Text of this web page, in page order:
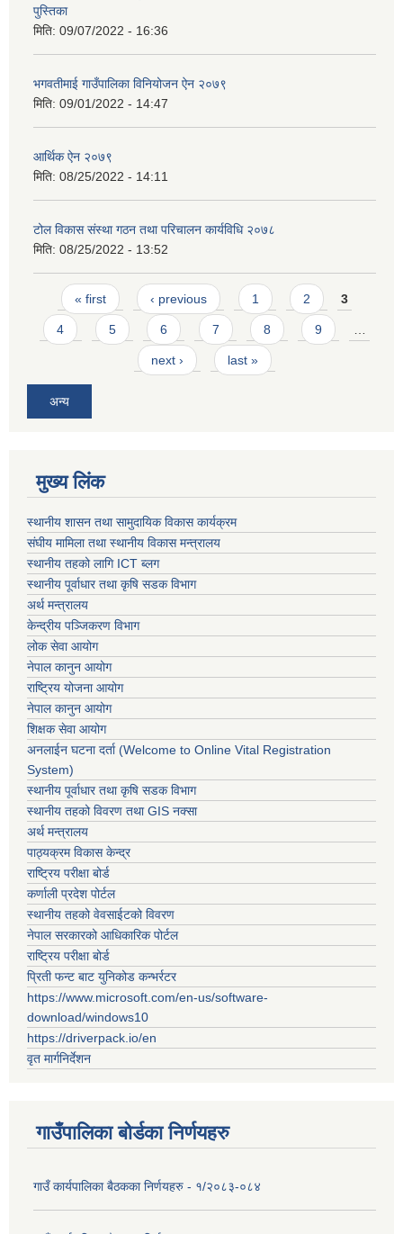
पुस्तिका
मिति: 09/07/2022 - 16:36
भगवतीमाई गाउँपालिका विनियोजन ऐन २०७९
मिति: 09/01/2022 - 14:47
आर्थिक ऐन २०७९
मिति: 08/25/2022 - 14:11
टोल विकास संस्था गठन तथा परिचालन कार्यविधि २०७८
मिति: 08/25/2022 - 13:52
Pages
« first ‹ previous 1 2 3
4 5 6 7 8 9
next › last »
अन्य
मुख्य लिंक
स्थानीय शासन तथा सामुदायिक विकास कार्यक्रम
संघीय मामिला तथा स्थानीय विकास मन्त्रालय
स्थानीय तहको लागि ICT ब्लग
स्थानीय पूर्वाधार तथा कृषि सडक विभाग
अर्थ मन्त्रालय
केन्द्रीय पञ्जिकरण विभाग
लोक सेवा आयोग
नेपाल कानुन आयोग
राष्ट्रिय योजना आयोग
नेपाल कानुन आयोग
शिक्षक सेवा आयोग
अनलाईन घटना दर्ता (Welcome to Online Vital Registration
System)
स्थानीय पूर्वाधार तथा कृषि सडक विभाग
स्थानीय तहको विवरण तथा GIS नक्सा
अर्थ मन्त्रालय
पाठ्यक्रम विकास केन्द्र
राष्ट्रिय परीक्षा बोर्ड
कर्णाली प्रदेश पोर्टल
स्थानीय तहको वेवसाईटको विवरण
नेपाल सरकारको आधिकारिक पोर्टल
राष्ट्रिय परीक्षा बोर्ड
प्रिती फन्ट बाट युनिकोड कन्भर्रटर
https://www.microsoft.com/en-us/software-
download/windows10
https://driverpack.io/en
वृत मार्गनिर्देशन
गाउँपालिका बोर्डका निर्णयहरु
गाउँ कार्यपालिका बैठकका निर्णयहरु - १/२०८३-०८४